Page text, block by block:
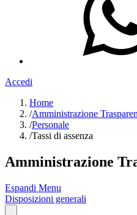
Accedi
Home
/Amministrazione
/Personale
/Tassi di assenza
Amministrazione
Espandi Menu
Disposizioni generali